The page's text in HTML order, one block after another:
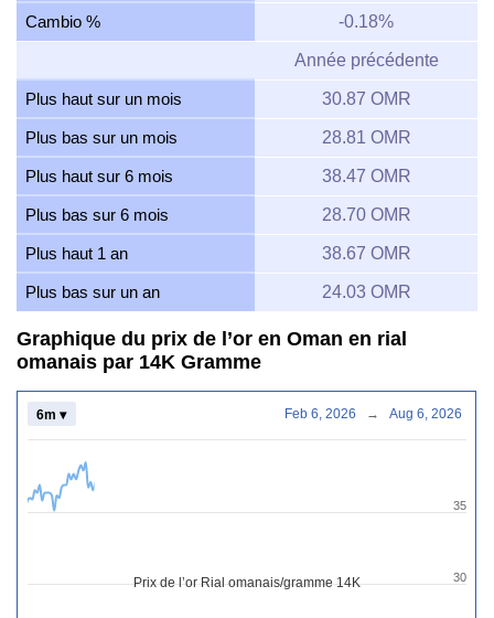
Cambio % -0.18%
Année précédente
Plus haut sur un mois 30.87 OMR
Plus bas sur un mois 28.81 OMR
Plus haut sur 6 mois 38.47 OMR
Plus bas sur 6 mois 28.70 OMR
Plus haut 1 an 38.67 OMR
Plus bas sur un an 24.03 OMR
Graphique du prix de l’or en Oman en rial
omanais par 14K Gramme
Prix de l’or Rial omanais/gramme 14K 30
35
6m ▾ Feb 6, 2026 → Aug 6, 2026